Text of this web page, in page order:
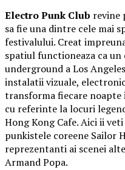
Electro Punk Club revine
sa fie una dintre cele mai
festivalului. Creat
spatiul functioneaza ca
underground a Los
instalatii vizuale,
transforma fiecare
cu referinte la locuri
Hong Kong Cafe. Aici ii
punkistele coreene Sailor
reprezentanti ai scenei
Armand Popa.